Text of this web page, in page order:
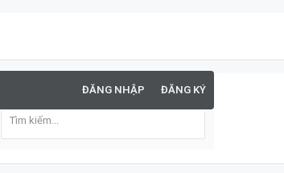
ĐĂNG NHẬP ĐĂNG KÝ